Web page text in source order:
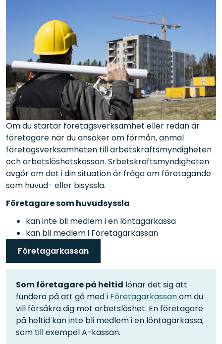
Om du startar företagsverksamhet eller redan är
företagare när du ansöker om förmån, anmäl
företagsverksamheten till arbetskraftsmyndigheten
och arbetslöshetskassan. Srbetskraftsmyndigheten
avgör om det i din situation är fråga om företagande
som huvud- eller bisyssla.
Företagare som huvudsyssla
kan inte bli medlem i en löntagarkassa
kan bli medlem i Företagarkassan
Företagarkassan
Som företagare på heltid lönar det sig att
fundera på att gå med i Företagarkassanom du
vill försäkra dig mot arbetslöshet. En företagare
på heltid kan inte bli medlem i en löntagarkassa,
som till exempel A-kassan.